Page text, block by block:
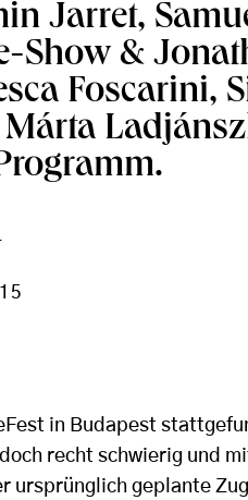
Jarret,
Show &
Foscarini,
in Budapest
recht schwierig und
ursprünglich geplante